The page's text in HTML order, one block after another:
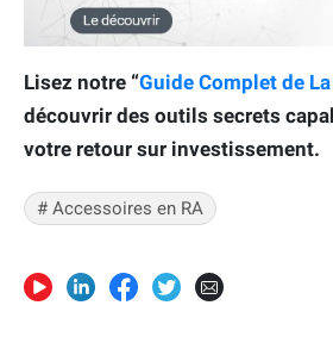
Lisez notre “Guide Complet de
découvrir des outils secrets
votre retour sur investissement.
# Accessoires en RA